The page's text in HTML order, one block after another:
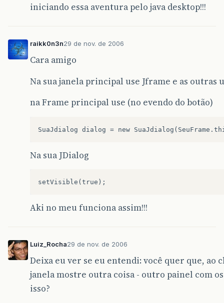
iniciando essa aventura pelo java desktop!!!
raikk0n3n29 de nov. de 2006
Cara amigo
Na sua janela principal use Jframe e as outras
na Frame principal use (no evendo do botão)
Na sua JDialog
Aki no meu funciona assim!!!
Luiz_Rocha29 de nov. de 2006
Deixa eu ver se eu entendi: você quer que, ao
janela mostre outra coisa - outro painel com
isso?